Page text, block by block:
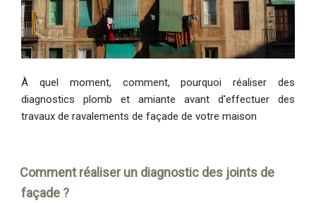
À quel moment, comment, pourquoi réaliser des
diagnostics plomb et amiante avant d'effectuer des
travaux de ravalements de façade de votre maison
Comment réaliser un diagnostic des joints de
façade ?